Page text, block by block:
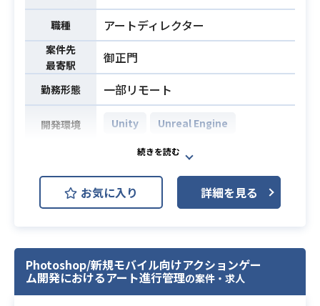
・DCCツール（主にMaya）〜ゲーム
ランタイム間のアセットパイプライ
・社内およびプロジェクト全体の作
業効率を高める開発環境の改善、最
適化
・Mayaを中心としたDCCツール向け
び運用
・新技術の検証や導入にともなう開
発フローの改善、自動化推進
※詳細は面談時にお伝えします。
必須スキル
務経験
・Mayaを使用した制作の実務経験
（1年以上）
職種 アートディレクター
案件先
最寄駅
御正門
勤務形態 一部リモート
開発環境 Unity Unreal Engine
ゲームエンジン上でのグラフィクス
表現の追求を担う、
描画領域に特化したテクニカルアー
ティストを募集いたします。
ために、
シェーダーやレンダリングパイプラ
インの設計・実装・最適化を行い、
お気に入り 詳細を見る
Photoshop/新規モバイル向けアクションゲー
ム開発におけるアート進行管理の案件・求人